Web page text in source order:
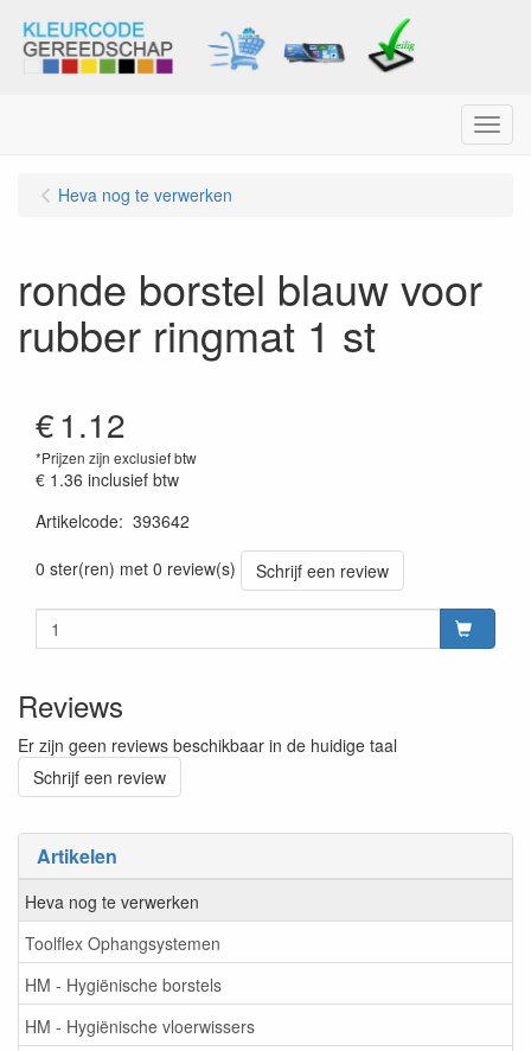
Menu
Artikelen
Heva nog te verwerken
Toolflex Ophangsystemen
HM - Hygiënische borstels
HM - Hygiënische vloerwissers
Heva nog te verwerken
ronde borstel blauw voor
rubber ringmat 1 st
€1.12
*Prijzen zijn exclusief btw
€ 1.36 inclusief btw
Artikelcode: 393642
0 ster(ren) met 0 review(s)
Schrijf een review
Reviews
Er zijn geen reviews beschikbaar in de huidige taal
Schrijf een review